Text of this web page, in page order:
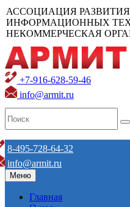
АССОЦИАЦИЯ
ИНФОРМАЦИОННЫХ
НЕКОММЕРЧЕСКАЯ
+7-916-628-59-46
info@armit.ru
8-495-728-64-32
info@armit.ru
Меню
Главная